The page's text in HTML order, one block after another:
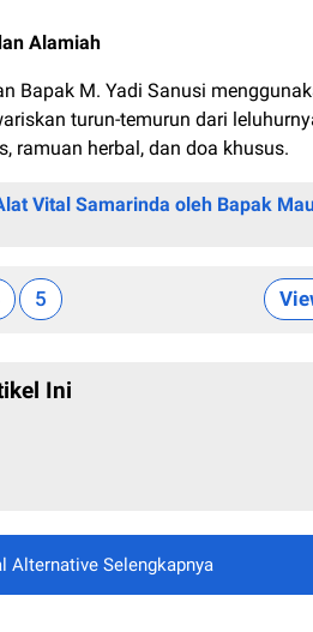
Alamiah
Bapak M. Yadi Sanusi
turun-temurun dari
ramuan herbal, dan doa khusus.
Vital Samarinda oleh Bapak
5
Ini
Alternative Selengkapnya